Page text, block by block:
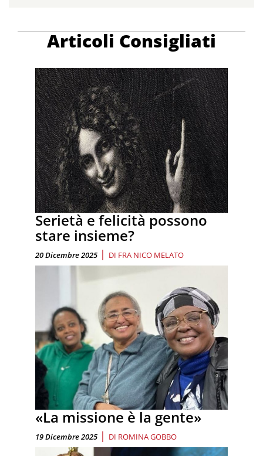
Articoli Consigliati
Serietà e felicità possono
stare insieme?
20 Dicembre 2025 | DI FRA NICO MELATO
«La missione è la gente»
19 Dicembre 2025 | DI ROMINA GOBBO